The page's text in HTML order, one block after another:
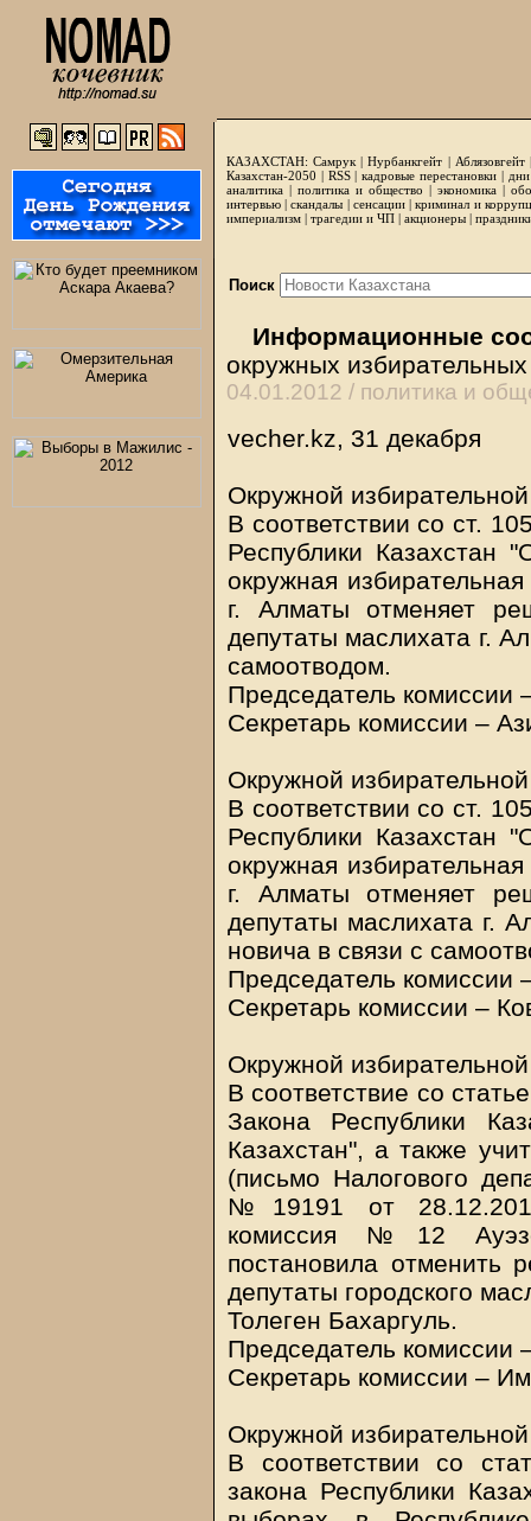
КАЗАХСТАН: Самрук |Нурбанкгейт | Аблязовгейт
Казахстан-2050 | RSS|кадровые перестановки|
аналитика | политика и общество | экономика |
интервью |скандалы | сенсации|криминал и
империализм | трагедии и ЧП | акционеры |
Поиск
Информационные
окружных
04.01.2012 / политика и
vecher.kz, 31 декабря
Окружной
В соответствии со ст.
Республики Казахстан
окружная
г. Алматы отменяет
депутаты маслихата г.
самоотводом.
Председатель комиссии
Секретарь комиссии –
Окружной
В соответствии со ст.
Республики Казахстан
окружная
г. Алматы отменяет
депутаты маслихата г.
новича в связи с
Председатель комиссии
Секретарь комиссии –
Окружной
В соответствие со
Закона Республики
Казахстан", а также
(письмо Налогового
№19191 от
комиссия №12
постановила отменить
депутаты городского
Толеген Бахаргуль.
Председатель
Секретарь комиссии –
Окружной
В соответствии со
закона Республики